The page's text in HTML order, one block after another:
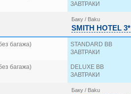
ЗАВТРАКИ
Баку / Baku
SMITH HOTEL 3*
багажа)
STANDARD BB
ЗАВТРАКИ
багажа)
DELUXE BB
ЗАВТРАКИ
Баку / Baku